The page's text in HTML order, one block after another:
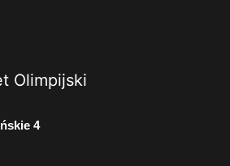
Olimpijski
4